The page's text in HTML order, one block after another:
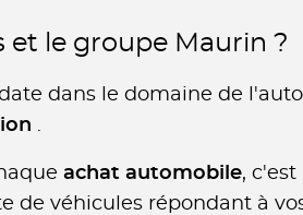
et le groupe Maurin ?
dans le domaine de
.
achat automobile,
de véhicules répondant à